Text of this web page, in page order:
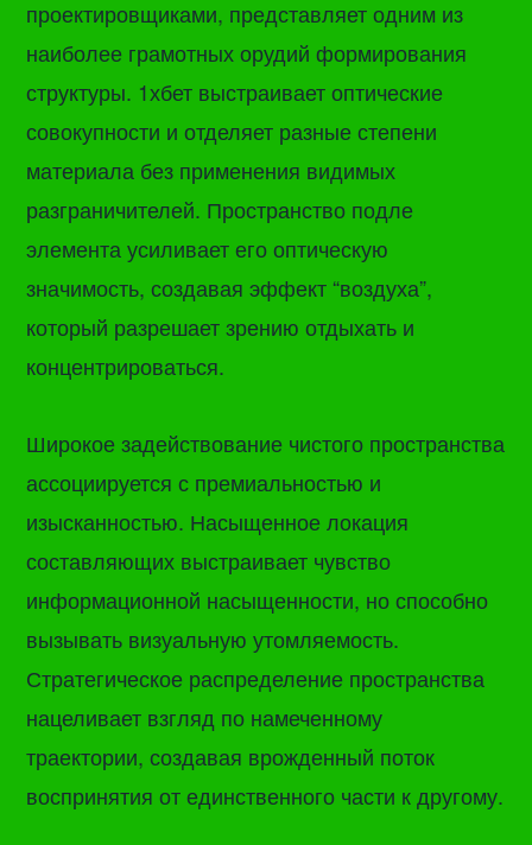
проектировщиками, представляет одним из
наиболее грамотных орудий формирования
структуры. 1хбет выстраивает оптические
совокупности и отделяет разные степени
материала без применения видимых
разграничителей. Пространство подле
элемента усиливает его оптическую
значимость, создавая эффект “воздуха”,
который разрешает зрению отдыхать и
концентрироваться.
Широкое задействование чистого пространства
ассоциируется с премиальностью и
изысканностью. Насыщенное локация
составляющих выстраивает чувство
информационной насыщенности, но способно
вызывать визуальную утомляемость.
Стратегическое распределение пространства
нацеливает взгляд по намеченному
траектории, создавая врожденный поток
воспринятия от единственного части к другому.